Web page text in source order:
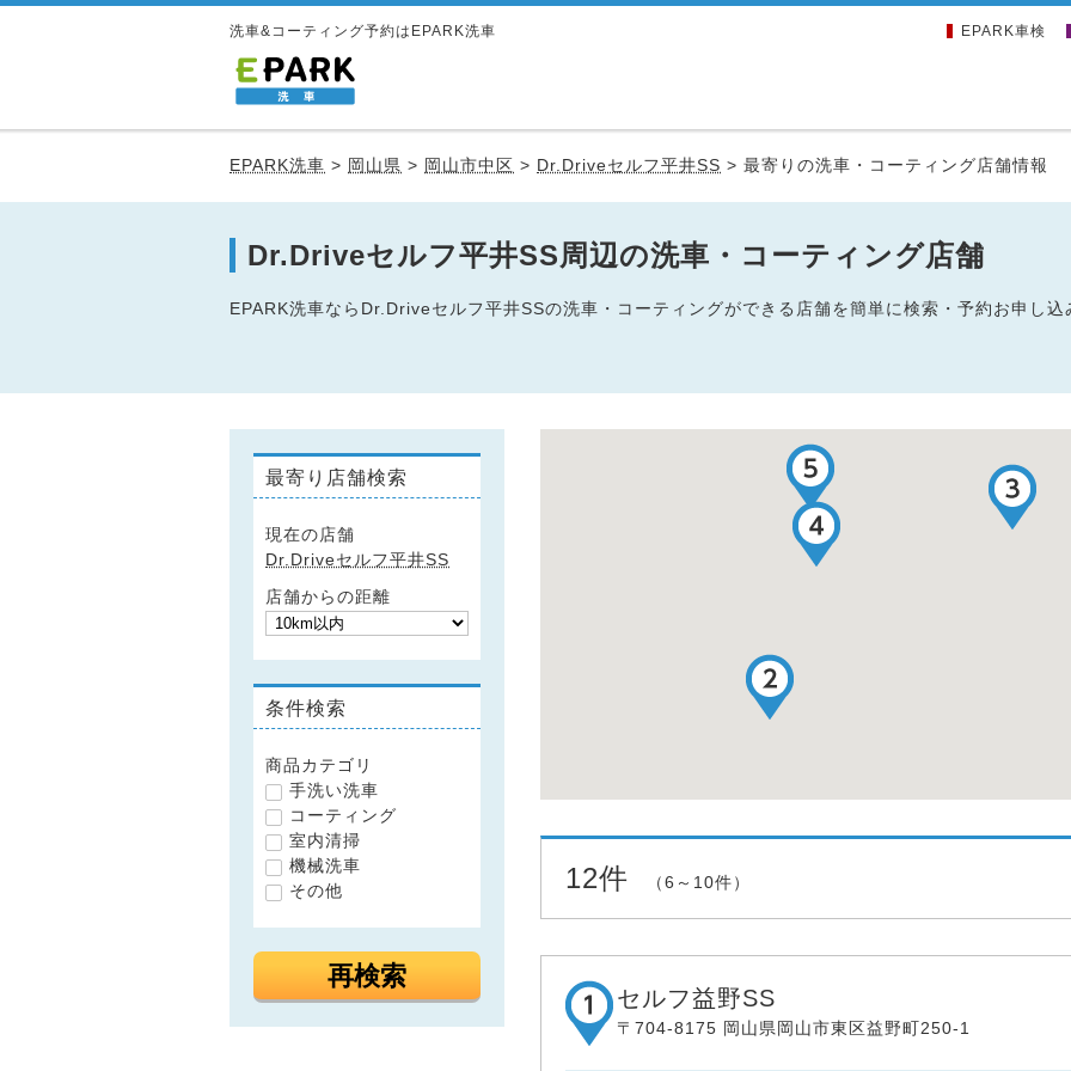
洗車&コーティング予約はEPARK洗車 EPARK車検
EPARK洗車 > 岡山県 > 岡山市中区 > Dr.Driveセルフ平井SS > 最寄りの洗車・コーティング店舗情報
Dr.Driveセルフ平井SS周辺の洗車・コーティング店舗
EPARK洗車ならDr.Driveセルフ平井SSの洗車・コーティングができる店舗を簡単に検索・予約お申し込
最寄り店舗検索
現在の店舗
Dr.Driveセルフ平井SS
店舗からの距離
条件検索
商品カテゴリ
手洗い洗車
コーティング
室内清掃
機械洗車
その他
再検索
12件 （6～10件）
セルフ益野SS
〒704-8175 岡山県岡山市東区益野町250-1